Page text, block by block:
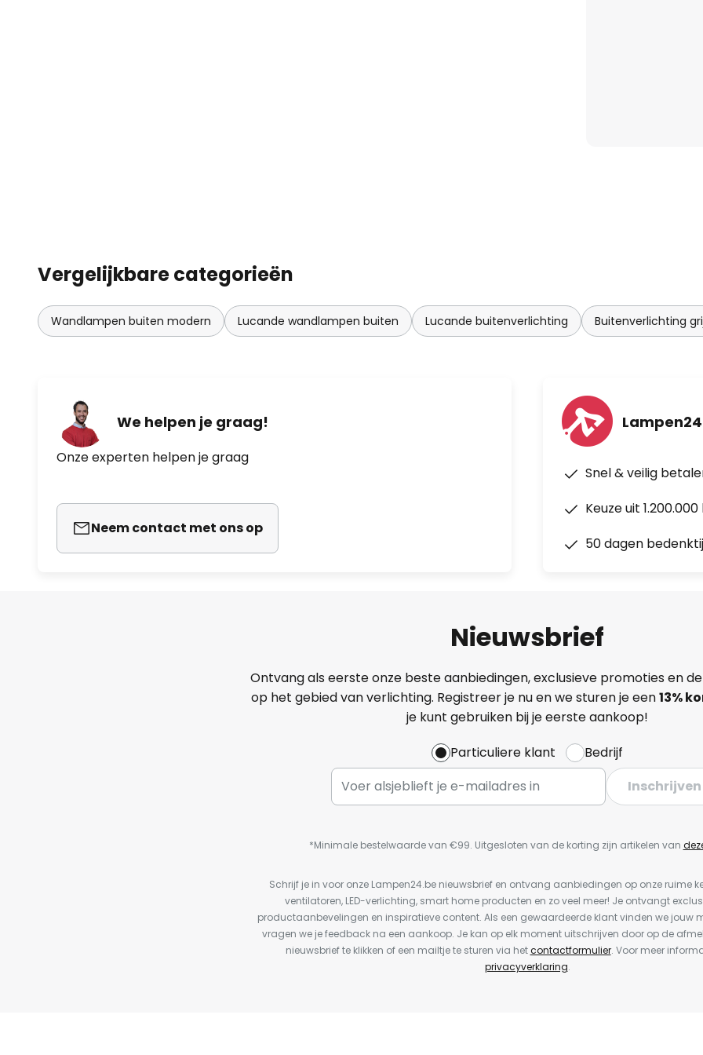
Vergelijkbare categorieën
Wandlampen buiten modern Lucande wandlampen buiten Lucande buitenverlichting Buitenverlichting
We helpen je graag!
Onze experten helpen je graag
Neem contact met ons op
Snel & veilig
Keuze uit
50 dagen
Nieuwsbrief
Ontvang als eerste onze beste aanbiedingen, exclusieve promoties en
op het gebied van verlichting. Registreer je nu en we sturen je een13%
je kunt gebruiken bij je eerste aankoop!
Particuliere klant
Bedrijf
Inschrijven
*Minimale bestelwaarde van €99. Uitgesloten van de korting zijn artikelen van
Schrijf je in voor onze Lampen24.be nieuwsbrief en ontvang aanbiedingen op onze ruime
ventilatoren, LED-verlichting, smart home producten en zo veel meer! Je ontvangt
productaanbevelingen en inspiratieve content. Als een gewaardeerde klant vinden we jouw
vragen we je feedback na een aankoop. Je kan op elk moment uitschrijven door op de
nieuwsbrief te klikken of een mailtje te sturen via hetcontactformulier. Voor meer
privacyverklaring.